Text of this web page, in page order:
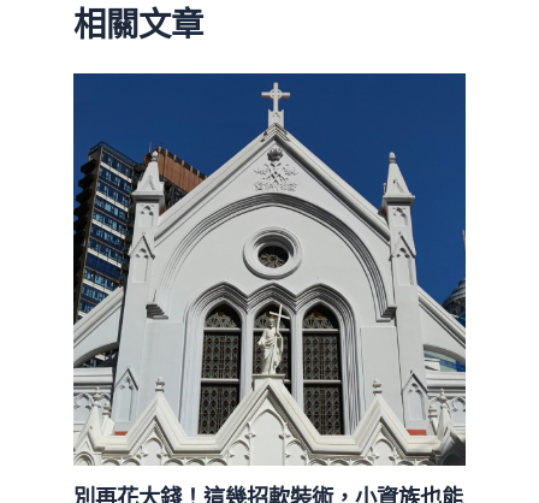
相關文章
別再花大錢！這幾招軟裝術，小資族也能